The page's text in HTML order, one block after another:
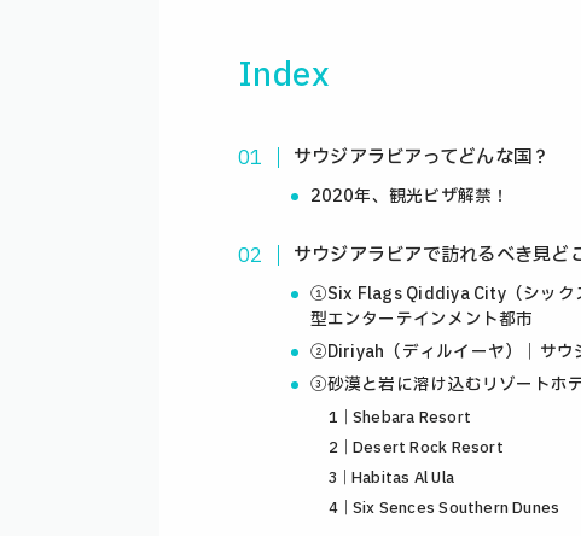
Index
サウジアラビアってどんな国？
2020年、観光ビザ解禁！
サウジアラビアで訪れるべき見ど
①Six Flags Qiddiya City（シック
型エンターテインメント都市
②Diriyah（ディルイーヤ）｜サウ
③砂漠と岩に溶け込むリゾートホ
1｜Shebara Resort
2｜Desert Rock Resort
3｜Habitas Al Ula
4｜Six Sences Southern Dunes